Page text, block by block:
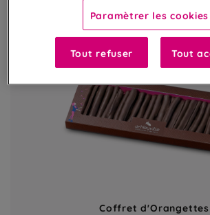
Coffret d'Orangettes
Paramètrer les cookies
Tout refuser Tout